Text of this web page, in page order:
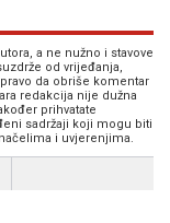
a ne nužno i stavove
od vrijeđanja,
da obriše komentar
redakcija nije dužna
prihvatate
sadržaji koji mogu biti
i uvjerenjima.